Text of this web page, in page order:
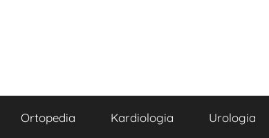
Ortopedia Kardiologia Urologia